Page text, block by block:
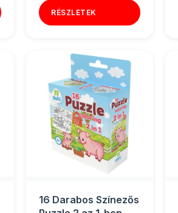
RÉSZLETEK
16 Darabos Színezős